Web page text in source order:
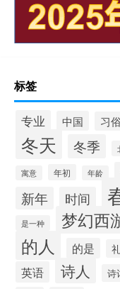
标签
专业 中国 习俗
冬天 冬季
寓意 年初 年龄
新年 时间
是一种 梦幻西
的人 的是
英语 诗人 诗